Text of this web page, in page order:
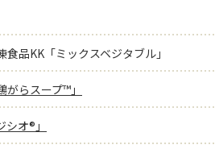
食品KK「ミックスベジタブル」
がらスープ™」
シオ®」